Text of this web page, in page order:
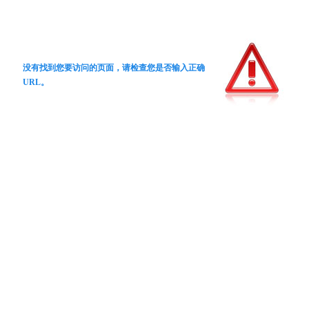
没有找到您要访问的页面，请检查您是否输入正确
URL。